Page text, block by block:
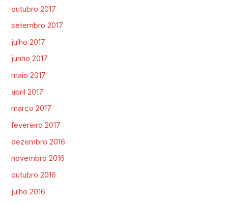
outubro 2017
setembro 2017
julho 2017
junho 2017
maio 2017
abril 2017
março 2017
fevereiro 2017
dezembro 2016
novembro 2016
outubro 2016
julho 2016